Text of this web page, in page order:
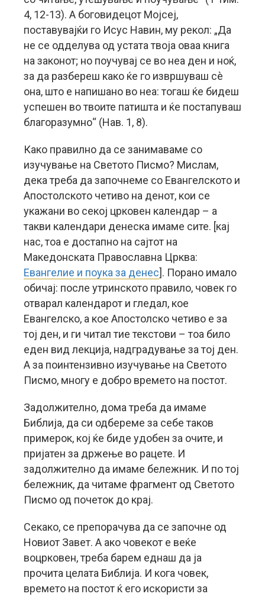
4, 12-13). А боговидецот Мојсеј,
поставувајќи го Исус Навин, му рекол: „Да
не се одделува од устата твоја оваа книга
на законот; но поучувај се во неа ден и ноќ,
за да разбереш како ќе го извршуваш сè
она, што е напишано во неа: тогаш ќе бидеш
успешен во твоите патишта и ќе постапуваш
благоразумно“ (Нав. 1, 8).
Како правилно да се занимаваме со
изучување на Светото Писмо? Мислам,
дека треба да започнеме со Евангелското и
Апостолското четиво на денот, кои се
укажани во секој црковен календар – а
такви календари денеска имаме сите. [кај
нас, тоа е достапно на сајтот на
Македонската Православна Црква:
Евангелие и поука за денес]. Порано имало
обичај: после утринското правило, човек го
отварал календарот и гледал, кое
Евангелско, а кое Апостолско четиво е за
тој ден, и ги читал тие текстови – тоа било
еден вид лекција, надградување за тој ден.
А за поинтензивно изучување на Светото
Писмо, многу е добро времето на постот.
Задолжително, дома треба да имаме
Библија, да си одбереме за себе таков
примерок, кој ќе биде удобен за очите, и
пријатен за држење во рацете. И
задолжително да имаме бележник. И по тој
бележник, да читаме фрагмент од Светото
Писмо од почеток до крај.
Секако, се препорачува да се започне од
Новиот Завет. А ако човекот е веќе
воцрковен, треба барем еднаш да ја
прочита целата Библија. И кога човек,
времето на постот ќ его искористи за